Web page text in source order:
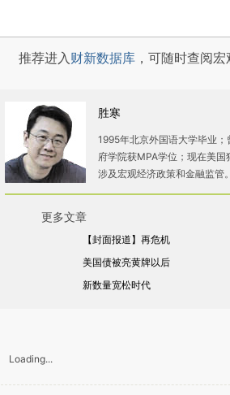
推荐进入财新数据库 ，可随时查阅
胜寒
1995年北京外国语大学毕业
府学院获MPA学位；现在美
涉及宏观经济政策和金融监管。
更多文章
【封面报道】再危机
美国债被亮黄牌以后
新数量宽松时代
Loading...